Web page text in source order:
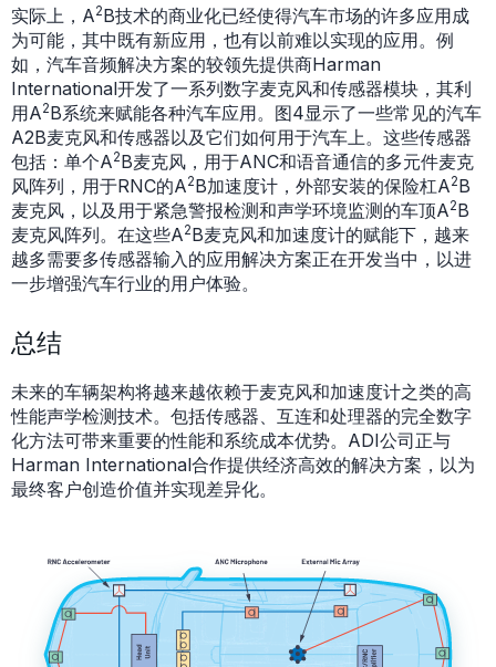
实际上，A2B技术的商业化已经使得汽车市场的许多应用成
为可能，其中既有新应用，也有以前难以实现的应用。例
如，汽车音频解决方案的较领先提供商Harman
International开发了一系列数字麦克风和传感器模块，其利
用A2B系统来赋能各种汽车应用。图4显示了一些常见的汽车
A2B麦克风和传感器以及它们如何用于汽车上。这些传感器
包括：单个A2B麦克风，用于ANC和语音通信的多元件麦克
风阵列，用于RNC的A2B加速度计，外部安装的保险杠A2B
麦克风，以及用于紧急警报检测和声学环境监测的车顶A2B
麦克风阵列。在这些A2B麦克风和加速度计的赋能下，越来
越多需要多传感器输入的应用解决方案正在开发当中，以进
一步增强汽车行业的用户体验。
总结
未来的车辆架构将越来越依赖于麦克风和加速度计之类的高
性能声学检测技术。包括传感器、互连和处理器的完全数字
化方法可带来重要的性能和系统成本优势。ADI公司正与
Harman International合作提供经济高效的解决方案，以为
最终客户创造价值并实现差异化。